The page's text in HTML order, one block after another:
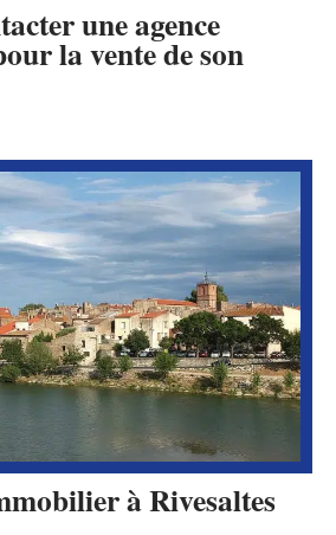
une agence
la vente de son
à Rivesaltes